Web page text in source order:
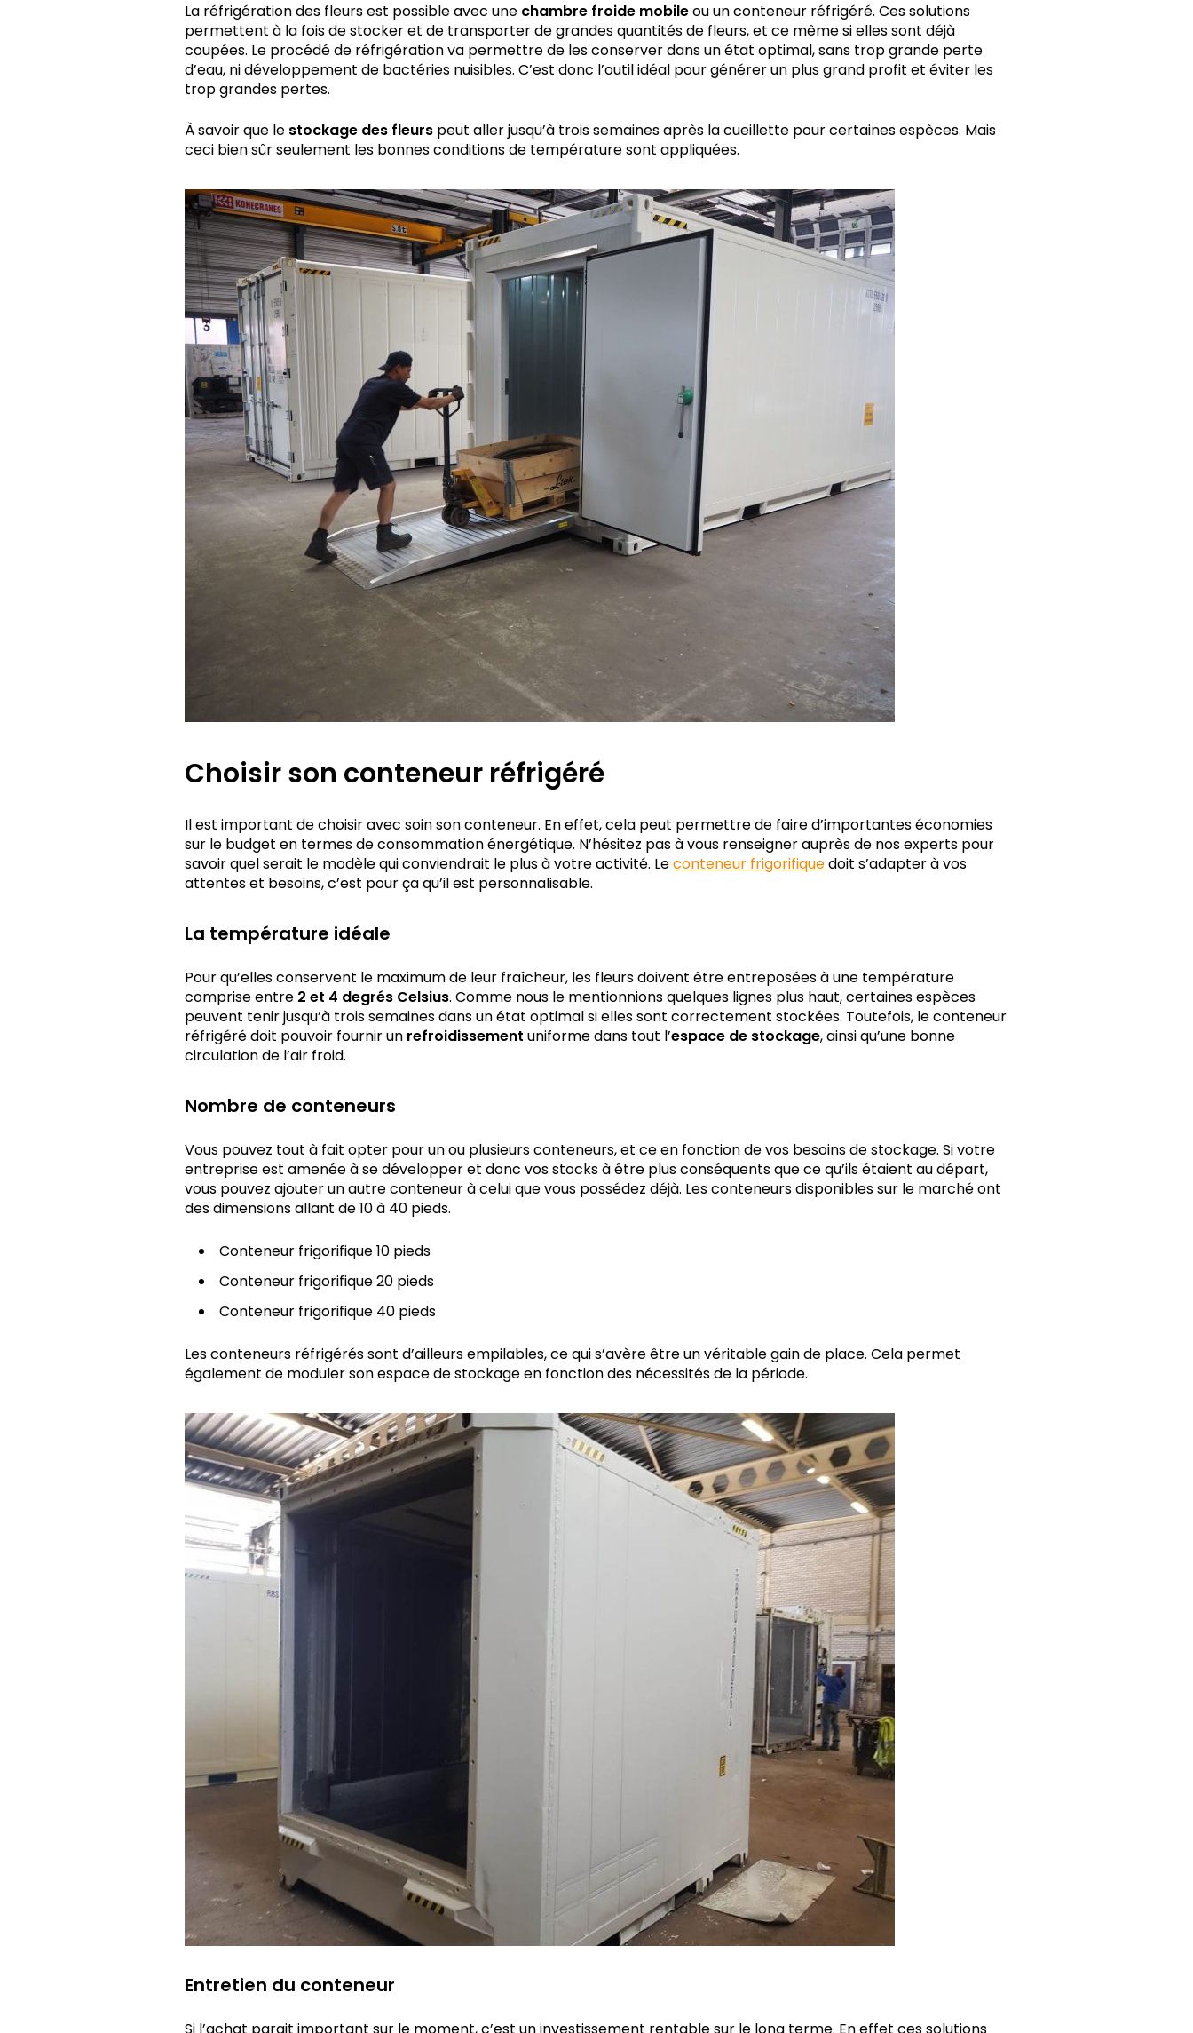
La réfrigération des fleurs est possible avec unechambre froide mobileou un conteneur réfrigéré. Ces solutions
permettent à la fois de stocker et de transporter de grandes quantités de fleurs, et ce même si elles sont déjà
coupées. Le procédé de réfrigération va permettre de les conserver dans un état optimal, sans trop grande perte
d’eau, ni développement de bactéries nuisibles. C’est donc l’outil idéal pour générer un plus grand profit et éviter les
trop grandes pertes.
À savoir que lestockage des fleurspeut aller jusqu’à trois semaines après la cueillette pour certaines espèces. Mais
ceci bien sûr seulement les bonnes conditions de température sont appliquées.
Choisir son conteneur réfrigéré
Il est important de choisir avec soin son conteneur. En effet, cela peut permettre de faire d’importantes économies
sur le budget en termes de consommation énergétique. N’hésitez pas à vous renseigner auprès de nos experts pour
savoir quel serait le modèle qui conviendrait le plus à votre activité. Leconteneur frigorifiquedoit s’adapter à vos
attentes et besoins, c’est pour ça qu’il est personnalisable.
La température idéale
Pour qu’elles conservent le maximum de leur fraîcheur, les fleurs doivent être entreposées à une température
comprise entre2 et 4 degrés Celsius. Comme nous le mentionnions quelques lignes plus haut, certaines espèces
peuvent tenir jusqu’à trois semaines dans un état optimal si elles sont correctement stockées. Toutefois, le conteneur
réfrigéré doit pouvoir fournir unrefroidissementuniforme dans tout l’espace de stockage, ainsi qu’une bonne
circulation de l’air froid.
Nombre de conteneurs
Vous pouvez tout à fait opter pour un ou plusieurs conteneurs, et ce en fonction de vos besoins de stockage. Si votre
entreprise est amenée à se développer et donc vos stocks à être plus conséquents que ce qu’ils étaient au départ,
vous pouvez ajouter un autre conteneur à celui que vous possédez déjà. Les conteneurs disponibles sur le marché ont
des dimensions allant de 10 à 40 pieds.
Conteneur frigorifique 10 pieds
Conteneur frigorifique 20 pieds
Conteneur frigorifique 40 pieds
Les conteneurs réfrigérés sont d’ailleurs empilables, ce qui s’avère être un véritable gain de place. Cela permet
également de moduler son espace de stockage en fonction des nécessités de la période.
Entretien du conteneur